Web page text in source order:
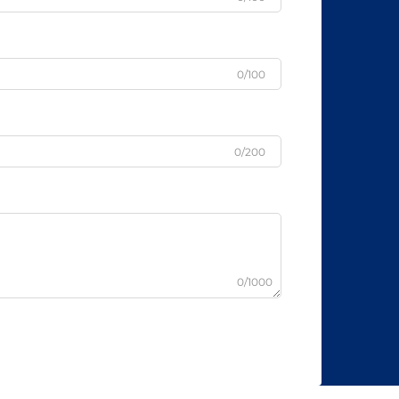
0/100
0/200
0/1000